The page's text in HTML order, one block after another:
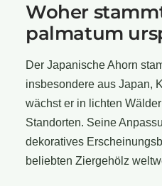
Woher
palmatum
Der Japanische Ahorn
insbesondere aus Japan,
wächst er in lichten
Standorten. Seine
dekoratives
beliebten Ziergehölz